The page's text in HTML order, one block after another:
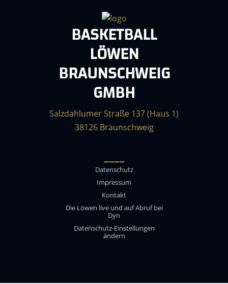
BASKETBALL
LÖWEN
BRAUNSCHWEIG
GMBH
Salzdahlumer Straße 137 (Haus 1)
38126 Braunschweig
____
Datenschutz
Impressum
Kontakt
Die Löwen live und auf Abruf bei
Dyn
Datenschutz-Einstellungen
ändern